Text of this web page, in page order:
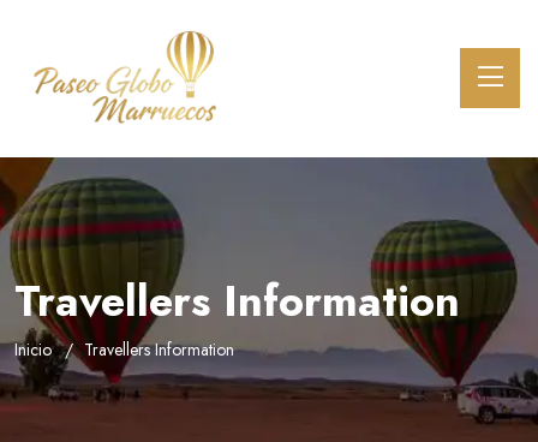
Travellers Information
Inicio Travellers Information